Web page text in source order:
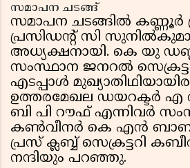
സമാപന ചടങ്ങ്
സമാപന ചടങ്ങിൽ കണ്ണൂർ
പ്രസിഡൻ്റ് സി
അധ്യക്ഷനായി. കെ യു
സംസ്ഥാന ജനറൽ
എടപ്പാൾ
ഉത്തരമേഖല ഡയറക്ടർ
ബി പി റൗഫ് എന്നിവർ
കൺവീനർ കെ എൻ
പ്രസ് ക്ലബ്ബ് സെക്രട്ടറി
നന്ദിയും പറഞ്ഞു.